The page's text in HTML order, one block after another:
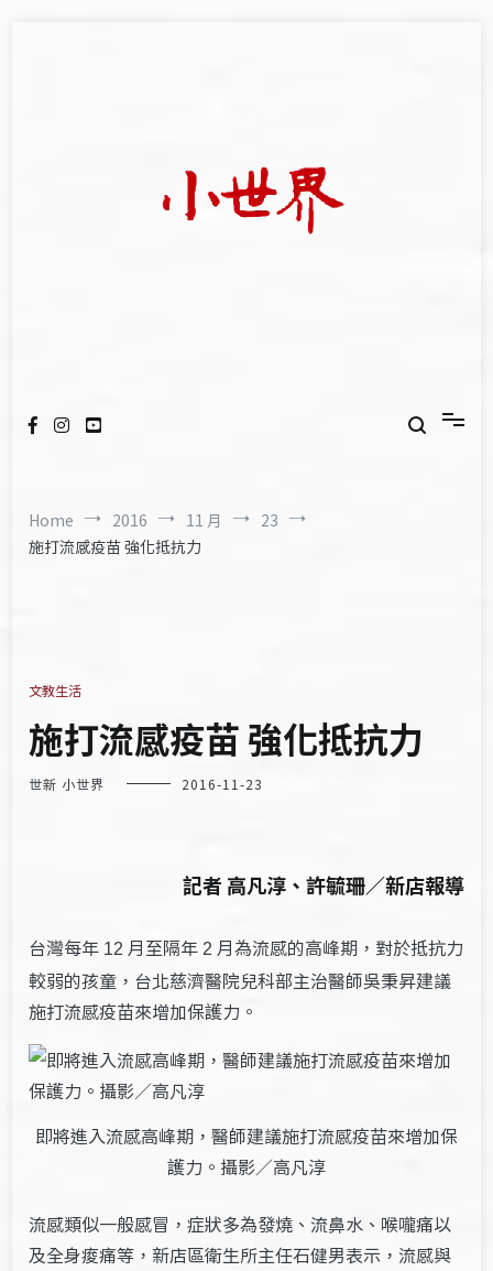
Home 2016 11 月
23
施打流感疫苗 強化抵抗力
文教生活
施打流感疫苗 強化抵抗力
世新 小世界 2016-11-23
記者 高凡淳、許毓珊／新店報導
台灣每年 12 月至隔年2 月為流感的高峰期，對於抵抗力
較弱的孩童，台北慈濟醫院兒科部主治醫師吳秉昇建議
施打流感疫苗來增加保護力。
即將進入流感高峰期，醫師建議施打流感疫苗來增加保
護力。攝影／高凡淳
流感類似一般感冒，症狀多為發燒、流鼻水、喉嚨痛以
及全身痠痛等，新店區衛生所主任石健男表示，流感與